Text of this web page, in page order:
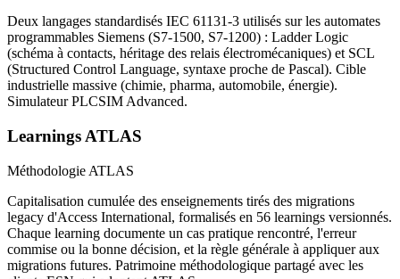
Deux langages standardisés IEC 61131-3 utilisés sur les automates
programmables Siemens (S7-1500, S7-1200) : Ladder Logic
(schéma à contacts, héritage des relais électromécaniques) et SCL
(Structured Control Language, syntaxe proche de Pascal). Cible
industrielle massive (chimie, pharma, automobile, énergie).
Simulateur PLCSIM Advanced.
Learnings ATLAS
Méthodologie ATLAS
Capitalisation cumulée des enseignements tirés des migrations
legacy d'Access International, formalisés en 56 learnings versionnés.
Chaque learning documente un cas pratique rencontré, l'erreur
commise ou la bonne décision, et la règle générale à appliquer aux
migrations futures. Patrimoine méthodologique partagé avec les